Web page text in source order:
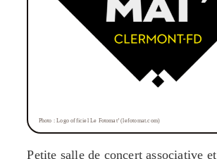
Photo : Logo officiel Le Fotomat’ (lefotomat.com)
Petite salle de concert associative et